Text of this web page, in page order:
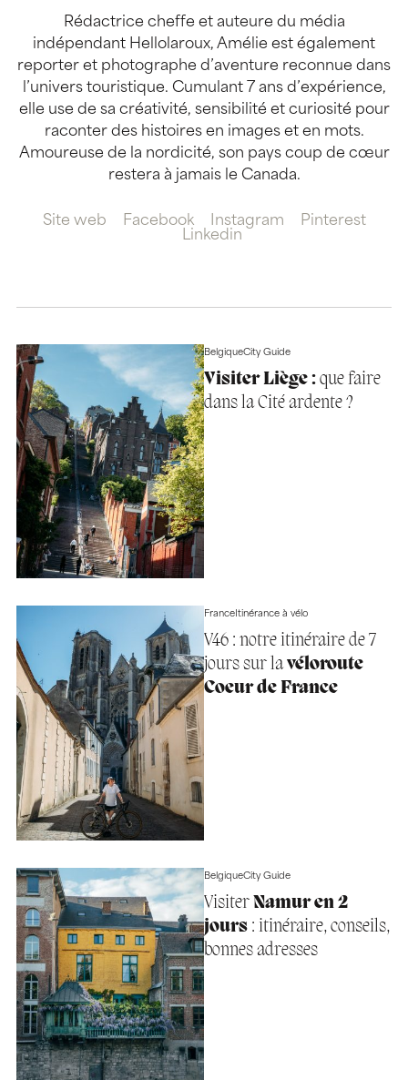
Rédactrice cheffe et auteure du média
indépendant Hellolaroux, Amélie est également
reporter et photographe d’aventure reconnue dans
l’univers touristique. Cumulant 7 ans d’expérience,
elle use de sa créativité, sensibilité et curiosité pour
raconter des histoires en images et en mots.
Amoureuse de la nordicité, son pays coup de cœur
restera à jamais le Canada.
Site web Facebook Instagram
Pinterest
Linkedin
BelgiqueCity Guide
Visiter Liège :que faire
dans la Cité ardente ?
FranceItinérance à vélo
V46 : notre itinéraire de 7
jours sur lavéloroute
Coeur de France
BelgiqueCity Guide
Visiter Namur en 2
jours: itinéraire, conseils,
bonnes adresses